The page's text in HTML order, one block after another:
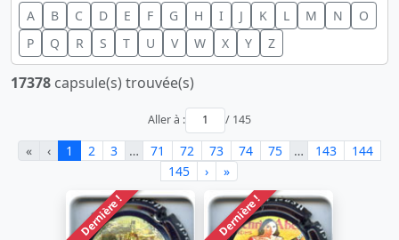
A
B C D E F G H I J K L M N
O
P
Q R S T U V W X Y Z
17378 capsule(s) trouvée(s)
Aller à : / 145
« ‹ 1 2 3 … 71 72 73 74 75 … 143
144
145
› »
Dernière ! Dernière !